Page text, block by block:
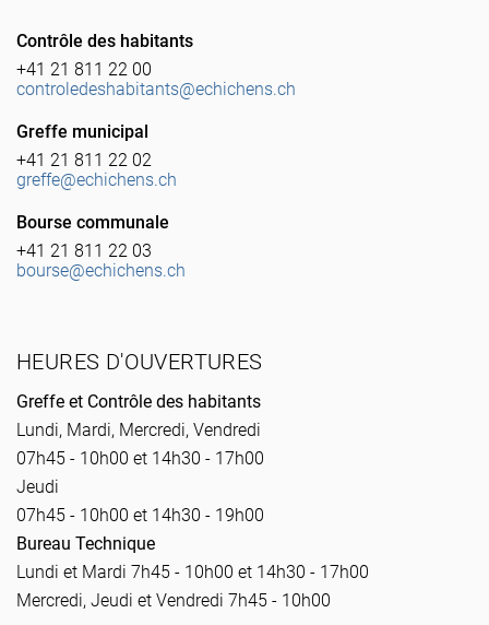
Contrôle des habitants
+41 21 811 22 00
controledeshabitants@echichens.ch
Greffe municipal
+41 21 811 22 02
greffe@echichens.ch
Bourse communale
+41 21 811 22 03
bourse@echichens.ch
HEURES D'OUVERTURES
Greffe et Contrôle des habitants
Lundi, Mardi, Mercredi, Vendredi
07h45 - 10h00 et 14h30 - 17h00
Jeudi
07h45 - 10h00 et 14h30 - 19h00
Bureau Technique
Lundi et Mardi 7h45 - 10h00 et 14h30 - 17h00
Mercredi, Jeudi et Vendredi 7h45 - 10h00